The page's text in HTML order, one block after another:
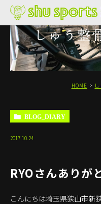
しゅう整
HOME
BLOG_DIARY
2017.10.24
RYOさんあり
こんにちは埼玉県狭山市新